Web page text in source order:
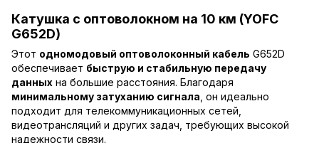
Катушка с оптоволокном на 10 км (YOFC
G652D)
Этот одномодовый оптоволоконный кабель G652D
обеспечивает быструю и стабильную передачу
данных на большие расстояния. Благодаря
минимальному затуханию сигнала , он идеально
подходит для телекоммуникационных сетей,
видеотрансляций и других задач, требующих высокой
надежности связи.